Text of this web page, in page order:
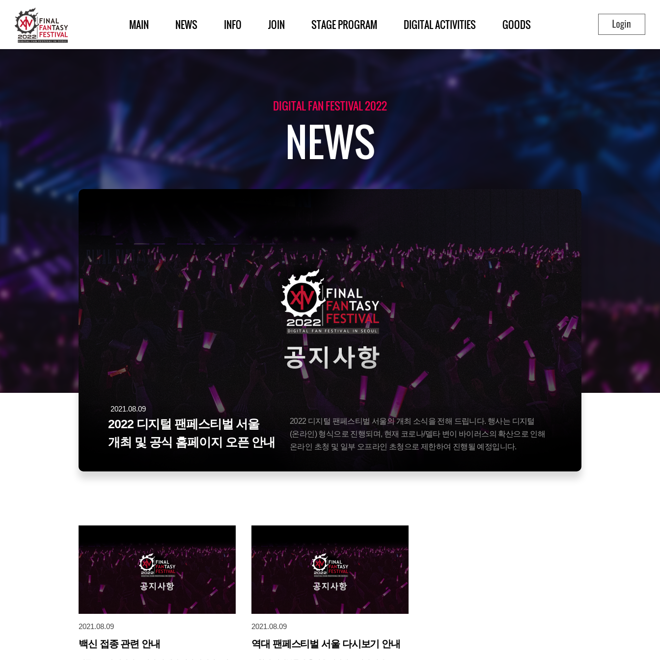
MAIN NEWS INFO JOIN STAGE PROGRAM DIGITAL ACTIVITIES GOODS
DIGITAL FAN FESTIVAL 2022
NEWS
2021.08.09
2022 디지털 팬페스티벌 서울
개최 및 공식 홈페이지 오픈 안내
2022 디지털 팬페스티벌 서울의 개최 소식을 전해 드립니다. 행사는 디지털
(온라인) 형식으로 진행되며, 현재 코로나/델타 변이 바이러스의 확산으로 인해
온라인 초청 및 일부 오프라인 초청으로 제한하여 진행될 예정입니다.
2021.08.09
백신 접종 관련 안내
2021.08.09
역대 팬페스티벌 서울 다시보기 안내